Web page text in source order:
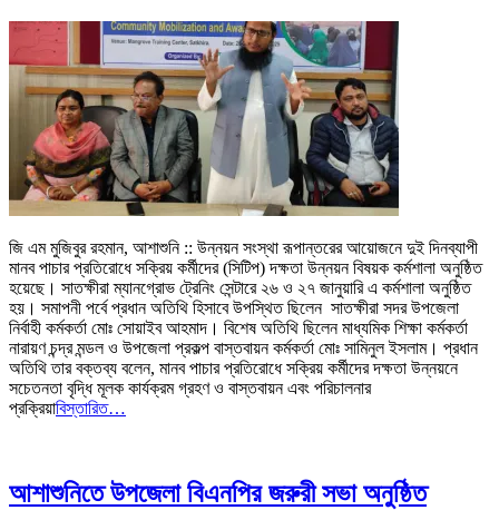
জি এম মুজিবুর রহমান, আশাশুনি :: উন্নয়ন সংস্থা রূপান্তরের আয়োজনে দুই দিনব্যাপী
মানব পাচার প্রতিরোধে সক্রিয় কর্মীদের (সিটিপ) দক্ষতা উন্নয়ন বিষয়ক কর্মশালা অনুষ্ঠিত
হয়েছে। সাতক্ষীরা ম্যানগ্রোভ ট্রেনিং সেন্টারে ২৬ ও ২৭ জানুয়ারি এ কর্মশালা অনুষ্ঠিত
হয়। সমাপনী পর্বে প্রধান অতিথি হিসাবে উপস্থিত ছিলেন সাতক্ষীরা সদর উপজেলা
নির্বাহী কর্মকর্তা মোঃ সোয়াইব আহমাদ। বিশেষ অতিথি ছিলেন মাধ্যমিক শিক্ষা কর্মকর্তা
নারায়ণ চন্দ্র মন্ডল ও উপজেলা প্রকল্প বাস্তবায়ন কর্মকর্তা মোঃ সামিনুল ইসলাম। প্রধান
অতিথি তার বক্তব্য বলেন, মানব পাচার প্রতিরোধে সক্রিয় কর্মীদের দক্ষতা উন্নয়নে
সচেতনতা বৃদ্ধি মূলক কার্যক্রম গ্রহণ ও বাস্তবায়ন এবং পরিচালনার
প্রক্রিয়াবিস্তারিত…
আশাশুনিতে উপজেলা বিএনপির জরুরী সভা অনুষ্ঠিত